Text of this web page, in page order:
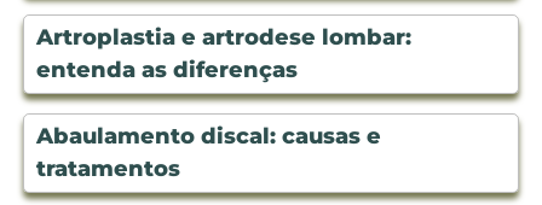
Artroplastia e artrodese lombar:
entenda as diferenças
Abaulamento discal: causas e
tratamentos